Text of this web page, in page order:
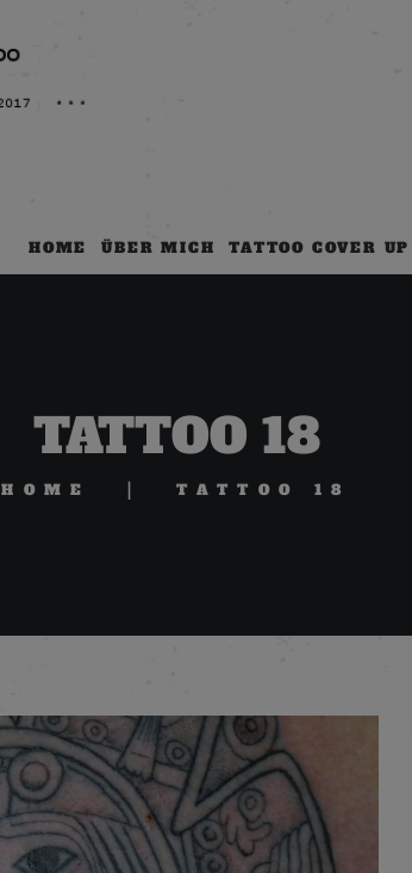
HOME ÜBER MICH TATTOO COVER UP
TATTOO 18
HOME TATTOO 18